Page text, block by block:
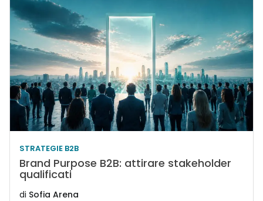
STRATEGIE B2B
Brand Purpose B2B: attirare stakeholder
qualificati
di Sofia Arena